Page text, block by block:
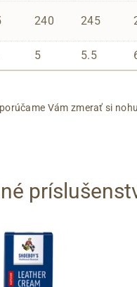
240 245
5 5.5
Vám zmerať si